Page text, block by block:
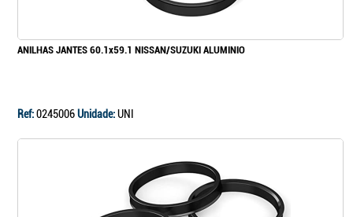
ANILHAS JANTES 60.1x59.1 NISSAN/SUZUKI ALUMINIO
Ref:0245006Unidade:UNI